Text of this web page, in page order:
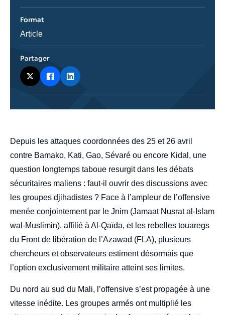
body
Depuis les attaques coordonnées des 25 et 26 avril
contre Bamako, Kati, Gao, Sévaré ou encore Kidal, une
question longtemps taboue resurgit dans les débats
sécuritaires maliens : faut-il ouvrir des discussions avec
les groupes djihadistes ? Face à l’ampleur de l’offensive
menée conjointement par le Jnim (Jamaat Nusrat al-Islam
wal-Muslimin), affilié à Al-Qaïda, et les rebelles touaregs
du Front de libération de l’Azawad (FLA), plusieurs
chercheurs et observateurs estiment désormais que
l’option exclusivement militaire atteint ses limites.
Du nord au sud du Mali, l’offensive s’est propagée à une
vitesse inédite. Les groupes armés ont multiplié les
Format
Catégorie
Article
Partager